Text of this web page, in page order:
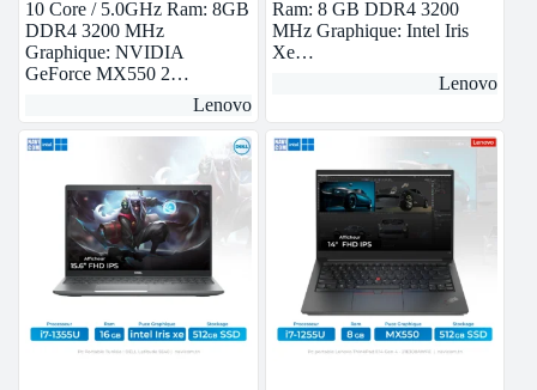
10 Core / 5.0GHz Ram: 8GB
DDR4 3200 MHz
Graphique: NVIDIA
GeForce MX550 2…
Lenovo
Ram: 8 GB DDR4 3200
MHz Graphique: Intel Iris
Xe…
Lenovo